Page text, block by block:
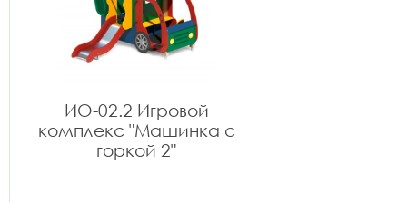
ИО-02.2 Игровой
комплекс "Машинка с
горкой 2"